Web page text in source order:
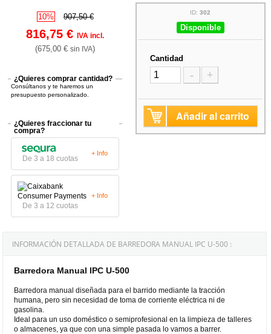
10% 907,50 €
816,75 €IVA incl.
(675,00 €sin IVA)
¿Quieres comprar cantidad?
Consúltanos y te haremos un
presupuesto personalizado.
¿Quieres fraccionar tu
compra?
De 3 a 18 cuotas
+ Info
De 3 a 12 cuotas
+ Info
ID:302
Disponible
Cantidad
- +
Añadir al carrito
INFORMACIÓN DETALLADA DE BARREDORA MANUAL IPC U-500 :
Barredora Manual IPC U-500
Barredora manual diseñada para el barrido mediante la tracción
humana, pero sin necesidad de toma de corriente eléctrica ni de
gasolina.
Ideal para un uso doméstico o semiprofesional en la limpieza de talleres
o almacenes, ya que con una simple pasada lo vamos a barrer.